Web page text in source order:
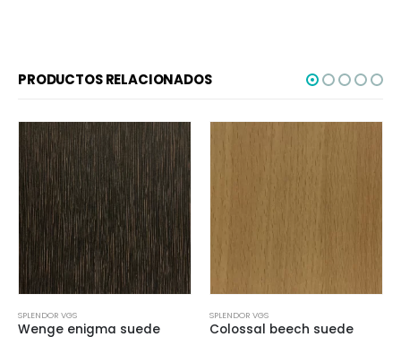
PRODUCTOS RELACIONADOS
SPLENDOR VGS
Colossal beech suede
SPLENDOR VGS
Alter white gloss